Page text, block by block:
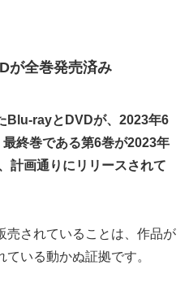
全巻発売済み
Blu-rayとDVDが、2023年6
終巻である第6巻が2023年
計画通りにリリースされて
売されていることは、作品が
いる動かぬ証拠です。